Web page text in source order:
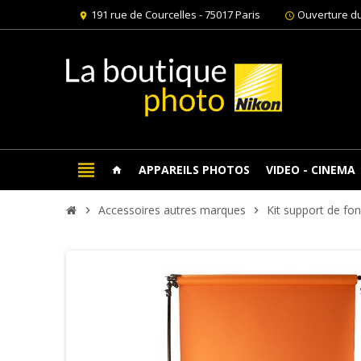
location_on 191 rue de Courcelles - 75017 Paris schedule Ouverture
view_headline home APPAREILS PHOTOS VIDEO - CINEMA
chevron_right Accessoires autres marques chevron_right Kit support de